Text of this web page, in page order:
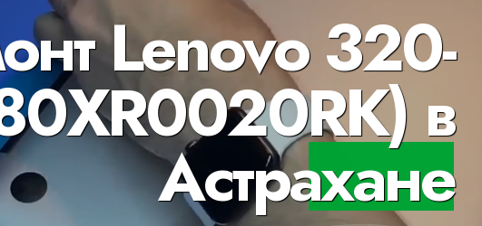
Lenovo 320-
в
Астрахане